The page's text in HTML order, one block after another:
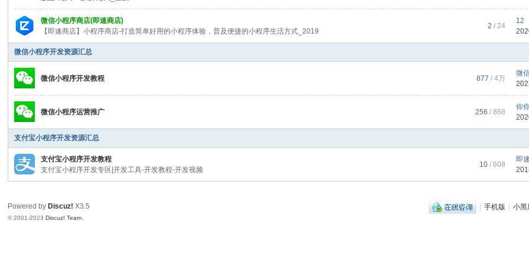
教
|
文
档
资
源
汇
总
_
速
微信小程序商店(即速商店)
【即速商店】小程序商店-打造简单好用的小程序体验，普及便捷的小程序生活方式_2019
2 / 24
12
微信小程序开发资源汇总
微信小程序开发教程 877 /4万
微
微信小程序运营推广 256 / 868
你
支付宝小程序开发资源汇总
支付宝小程序开发教程
支付宝小程序开发专区|开发工具-开发教程-开发视频
10 / 608
即
| 手机版 | 小黑
Powered by Discuz! X3.5
© 2001-2023Discuz! Team